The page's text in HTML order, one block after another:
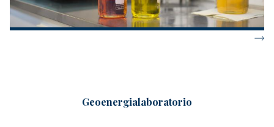
Geoenergialaboratorio